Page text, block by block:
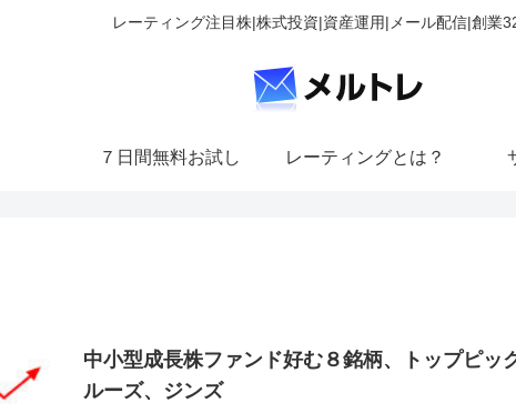
レーティング注目株|株式投資|資産運用|メール配信|創業
７日間無料お試し レーティングとは？
中小型成長株ファンド好む８銘柄、トップピッ
ルーズ、ジンズ